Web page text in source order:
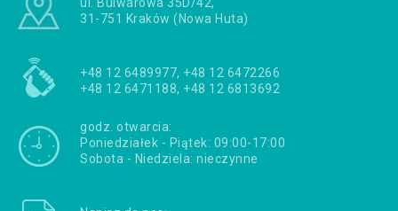
31-751 Kraków (Nowa Huta)
+48 12 6489977, +48 12 6472266
+48 12 6471188, +48 12 6813692
godz. otwarcia:
Poniedziałek - Piątek: 09:00-17:00
Sobota - Niedziela: nieczynne